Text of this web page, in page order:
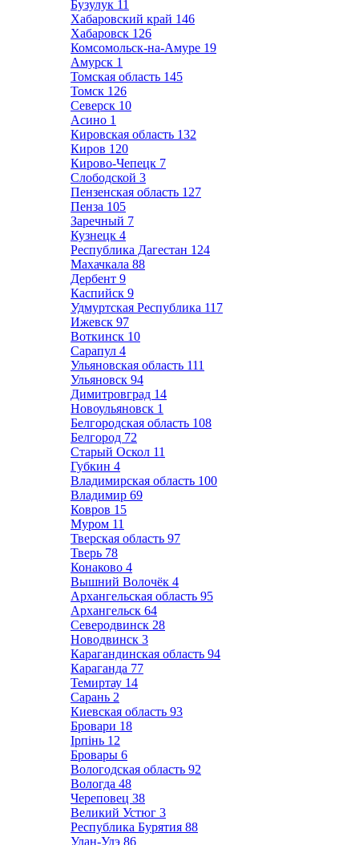
Бузулук 11
Хабаровский край 146
Хабаровск 126
Комсомольск-на-Амуре 19
Амурск 1
Томская область 145
Томск 126
Северск 10
Асино 1
Кировская область 132
Киров 120
Кирово-Чепецк 7
Слободской 3
Пензенская область 127
Пенза 105
Заречный 7
Кузнецк 4
Республика Дагестан 124
Махачкала 88
Дербент 9
Каспийск 9
Удмуртская Республика 117
Ижевск 97
Воткинск 10
Сарапул 4
Ульяновская область 111
Ульяновск 94
Димитровград 14
Новоульяновск 1
Белгородская область 108
Белгород 72
Старый Оскол 11
Губкин 4
Владимирская область 100
Владимир 69
Ковров 15
Муром 11
Тверская область 97
Тверь 78
Конаково 4
Вышний Волочёк 4
Архангельская область 95
Архангельск 64
Северодвинск 28
Новодвинск 3
Карагандинская область 94
Караганда 77
Темиртау 14
Сарань 2
Киевская область 93
Бровари 18
Ірпінь 12
Бровары 6
Вологодская область 92
Вологда 48
Череповец 38
Великий Устюг 3
Республика Бурятия 88
Улан-Удэ 86